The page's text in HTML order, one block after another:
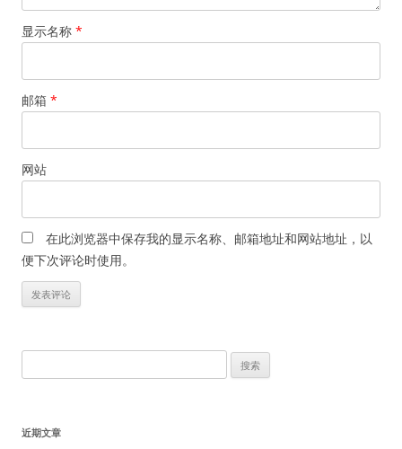
显示名称 *
邮箱 *
网站
在此浏览器中保存我的显示名称、邮箱地址和网站地址，以
便下次评论时使用。
索：
近期文章